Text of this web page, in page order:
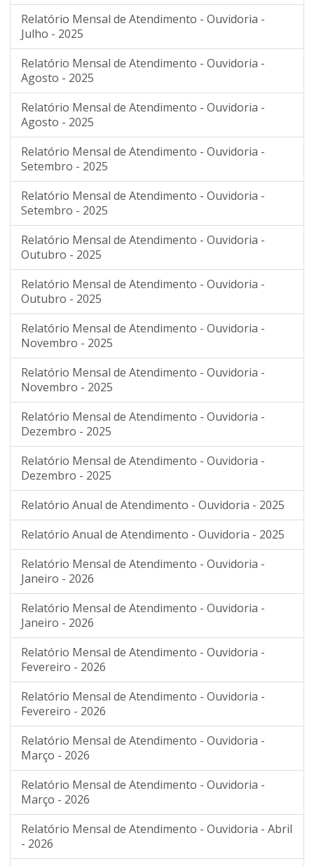
Relatório Mensal de Atendimento - Ouvidoria -
Julho - 2025
Relatório Mensal de Atendimento - Ouvidoria -
Agosto - 2025
Relatório Mensal de Atendimento - Ouvidoria -
Agosto - 2025
Relatório Mensal de Atendimento - Ouvidoria -
Setembro - 2025
Relatório Mensal de Atendimento - Ouvidoria -
Setembro - 2025
Relatório Mensal de Atendimento - Ouvidoria -
Outubro - 2025
Relatório Mensal de Atendimento - Ouvidoria -
Outubro - 2025
Relatório Mensal de Atendimento - Ouvidoria -
Novembro - 2025
Relatório Mensal de Atendimento - Ouvidoria -
Novembro - 2025
Relatório Mensal de Atendimento - Ouvidoria -
Dezembro - 2025
Relatório Mensal de Atendimento - Ouvidoria -
Dezembro - 2025
Relatório Anual de Atendimento - Ouvidoria - 2025
Relatório Anual de Atendimento - Ouvidoria - 2025
Relatório Mensal de Atendimento - Ouvidoria -
Janeiro - 2026
Relatório Mensal de Atendimento - Ouvidoria -
Janeiro - 2026
Relatório Mensal de Atendimento - Ouvidoria -
Fevereiro - 2026
Relatório Mensal de Atendimento - Ouvidoria -
Fevereiro - 2026
Relatório Mensal de Atendimento - Ouvidoria -
Março - 2026
Relatório Mensal de Atendimento - Ouvidoria -
Março - 2026
Relatório Mensal de Atendimento - Ouvidoria - Abril
- 2026